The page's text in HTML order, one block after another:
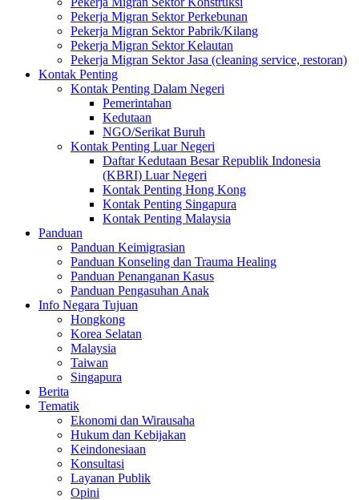
Pekerja Migran Sektor Perkebunan
Pekerja Migran Sektor Pabrik/Kilang
Pekerja Migran Sektor Kelautan
Pekerja Migran Sektor Jasa (cleaning service, restoran)
Kontak Penting
Kontak Penting Dalam Negeri
Pemerintahan
Kedutaan
NGO/Serikat Buruh
Kontak Penting Luar Negeri
Daftar Kedutaan Besar Republik Indonesia
(KBRI) Luar Negeri
Kontak Penting Hong Kong
Kontak Penting Singapura
Kontak Penting Malaysia
Panduan
Panduan Keimigrasian
Panduan Konseling dan Trauma Healing
Panduan Penanganan Kasus
Panduan Pengasuhan Anak
Info Negara Tujuan
Hongkong
Korea Selatan
Malaysia
Taiwan
Singapura
Berita
Tematik
Ekonomi dan Wirausaha
Hukum dan Kebijakan
Keindonesiaan
Konsultasi
Layanan Publik
Opini